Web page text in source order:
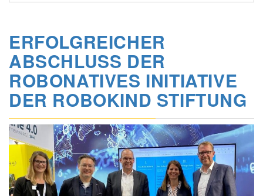
ERFOLGREICHER
ABSCHLUSS DER
ROBONATIVES INITIATIVE
DER ROBOKIND STIFTUNG